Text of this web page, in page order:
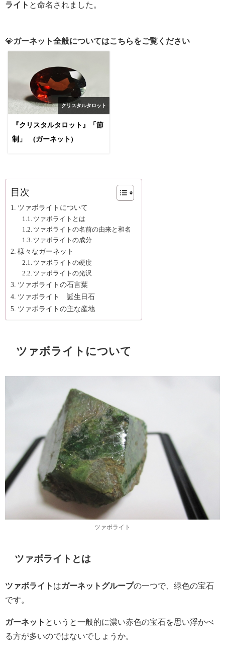
ライト と命名されました。
💎ガーネット全般についてはこちらをご覧ください
クリスタルタロット
『クリスタルタロット』「節
制」 (ガーネット)
目次
ツァボライトについて
ツァボライトとは
ツァボライトの名前の由来と和名
ツァボライトの成分
様々なガーネット
ツァボライトの硬度
ツァボライトの光沢
ツァボライトの石言葉
ツァボライト 誕生日石
ツァボライトの主な産地
ツァボライトについて
ツァボライト
ツァボライトとは
ツァボライト はガーネットグループの一つで、緑色の宝石
です。
ガーネット というと一般的に濃い赤色の宝石を思い浮かべ
る方が多いのではないでしょうか。